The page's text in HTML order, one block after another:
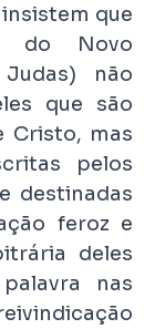
que
do Novo
não
que são
Cristo, mas
pelos
destinadas
feroz e
deles
nas